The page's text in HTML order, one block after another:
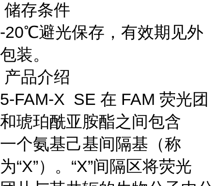
储存条件
-20℃避光保存，有效期见外
包装。
产品介绍
5-FAM-X SE 在 FAM 荧光团
和琥珀酰亚胺酯之间包含
一个氨基己基间隔基（称
为“X”）。“X”间隔区将荧光